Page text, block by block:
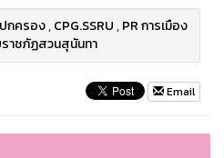
กครอง,CPG.SSRU,PR การเมือง
าชภัฏสวนสุนันทา
Email